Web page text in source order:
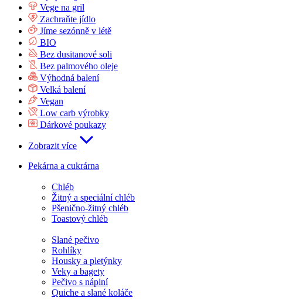
Vege na gril
Zachraňte jídlo
Jíme sezónně v létě
BIO
Bez dusitanové soli
Bez palmového oleje
Výhodná balení
Velká balení
Vegan
Low carb výrobky
Dárkové poukazy
Zobrazit více
Pekárna a cukrárna
Chléb
Žitný a speciální chléb
Pšenično-žitný chléb
Toastový chléb
Slané pečivo
Rohlíky
Housky a pletýnky
Veky a bagety
Pečivo s náplní
Quiche a slané koláče